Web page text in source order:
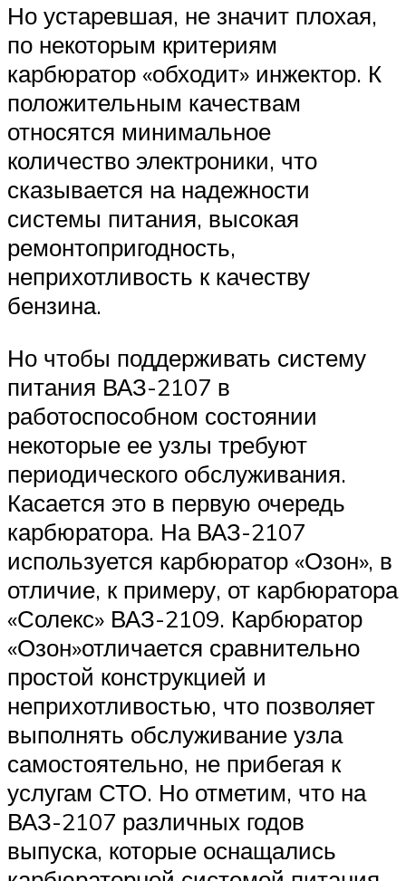
Но устаревшая, не значит плохая,
по некоторым критериям
карбюратор «обходит» инжектор. К
положительным качествам
относятся минимальное
количество электроники, что
сказывается на надежности
системы питания, высокая
ремонтопригодность,
неприхотливость к качеству
бензина.
Но чтобы поддерживать систему
питания ВАЗ-2107 в
работоспособном состоянии
некоторые ее узлы требуют
периодического обслуживания.
Касается это в первую очередь
карбюратора. На ВАЗ-2107
используется карбюратор «Озон», в
отличие, к примеру, от карбюратора
«Солекс» ВАЗ-2109. Карбюратор
«Озон»отличается сравнительно
простой конструкцией и
неприхотливостью, что позволяет
выполнять обслуживание узла
самостоятельно, не прибегая к
услугам СТО. Но отметим, что на
ВАЗ-2107 различных годов
выпуска, которые оснащались